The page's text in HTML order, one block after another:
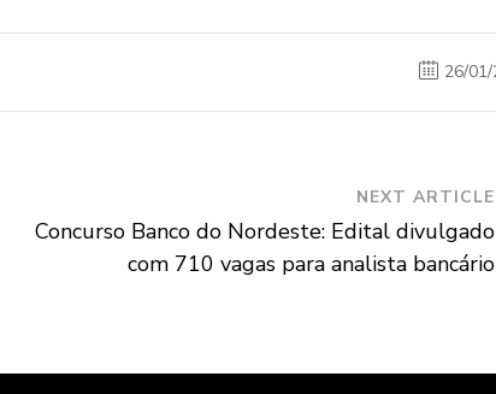
26/
NEXT ARTICLE
Concurso Banco do Nordeste: Edital divulgado
com 710 vagas para analista bancário